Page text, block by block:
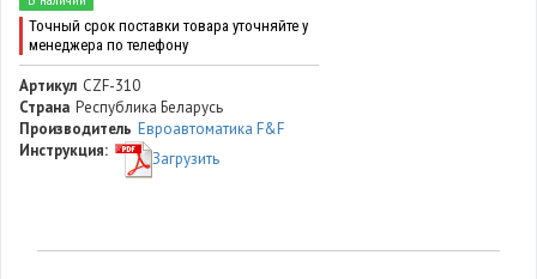
Точный срок поставки товара уточняйте у
менеджера по телефону
Артикул CZF-310
Страна Республика Беларусь
Производитель Евроавтоматика F&F
Инструкция:
Загрузить